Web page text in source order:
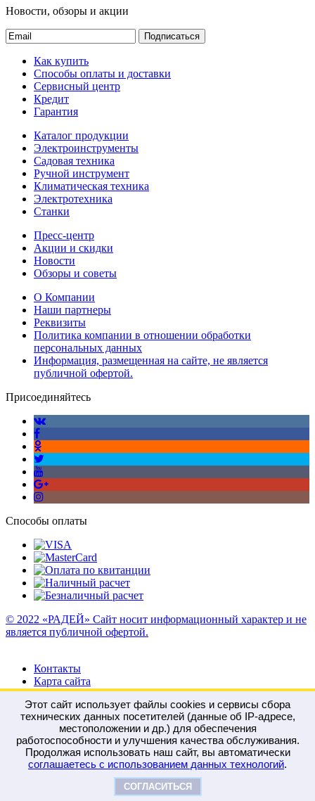
Новости, обзоры и акции
Подписаться
Как купить
Способы оплаты и доставки
Сервисный центр
Кредит
Гарантия
Каталог продукции
Электроинструменты
Садовая техника
Ручной инструмент
Климатическая техника
Электротехника
Станки
Пресс-центр
Акции и скидки
Новости
Обзоры и советы
О Компании
Наши партнеры
Реквизиты
Политика компании в отношении обработки
персональных данных
Информация, размещенная на сайте, не является
публичной офертой.
Присоединяйтесь
Способы оплаты
© 2022 «РАДЕЙ» Сайт носит информационный характер и не
является публичной офертой.
Контакты
Карта сайта
Войти
Регистрация
Сравнение 0
Отложенные 0
руб.
Этот сайт использует файлы cookies и сервисы сбора
технических данных посетителей (данные об IP-адресе,
местоположении и др.) для обеспечения
работоспособности и улучшения качества обслуживания.
Продолжая использовать наш сайт, вы автоматически
соглашаетесь с использованием данных технологий.
СОГЛАСИТЬСЯ